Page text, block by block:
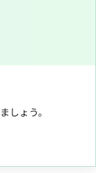
しょう。